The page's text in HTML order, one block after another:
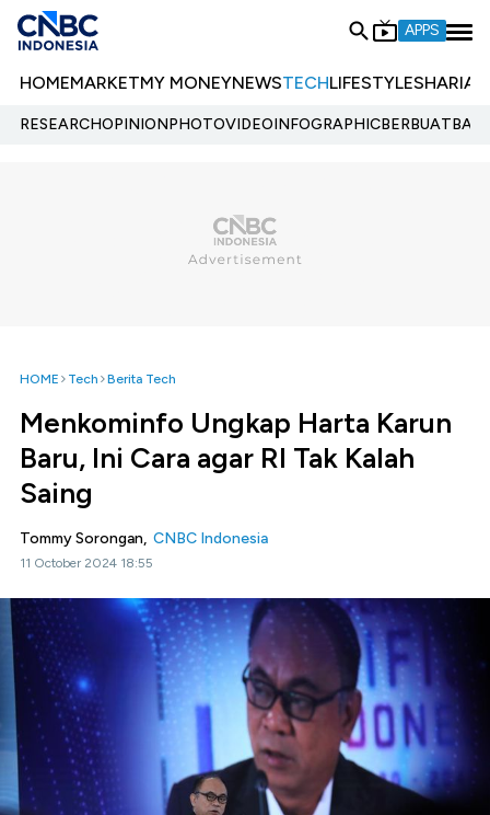
APPS
HOMEMARKETMY MONEYNEWSTECHLIFESTYLESHARIA
RESEARCHOPINIONPHOTOVIDEOINFOGRAPHIC
HOME Tech Berita Tech
Menkominfo Ungkap Harta Karun
Baru, Ini Cara agar RI Tak Kalah
Saing
Tommy Sorongan, CNBC Indonesia
11 October 2024 18:55